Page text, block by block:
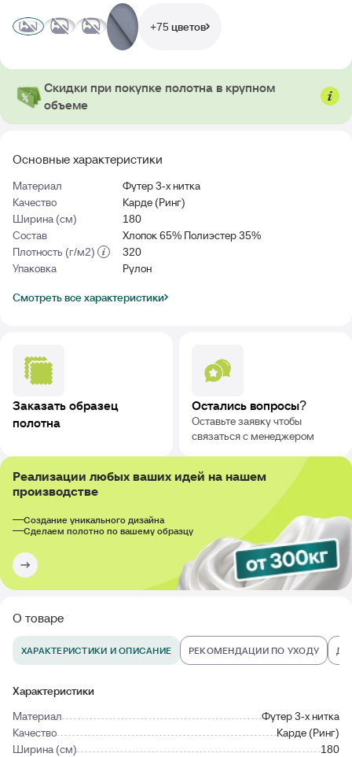
Основные характеристики
Материал
Футер 3-х нитка
Качество
Карде (Ринг)
Ширина (см)
180
Состав
Хлопок 65% Полиэстер 35%
Плотность (г/м2)
320
Упаковка
Рулон
Смотреть все характеристики
+75 цветов
Скидки при покупке полотна в крупном
объеме
Заказать образец
полотна
Остались вопросы?
Оставьте заявку чтобы
связаться с менеджером
Реализации любых ваших идей на нашем
производстве
Создание уникального дизайна
Сделаем полотно по вашему образцу
О товаре
ХАРАКТЕРИСТИКИ И ОПИСАНИЕ РЕКОМЕНДАЦИИ ПО УХОДУ
Характеристики
Материал
Футер 3-х нитка
Качество
Карде (Ринг)
Ширина (см)
180